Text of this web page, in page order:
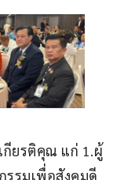
กียรติคุณ แก่ 1.ผู้
รรมเพื่อสังคมดี